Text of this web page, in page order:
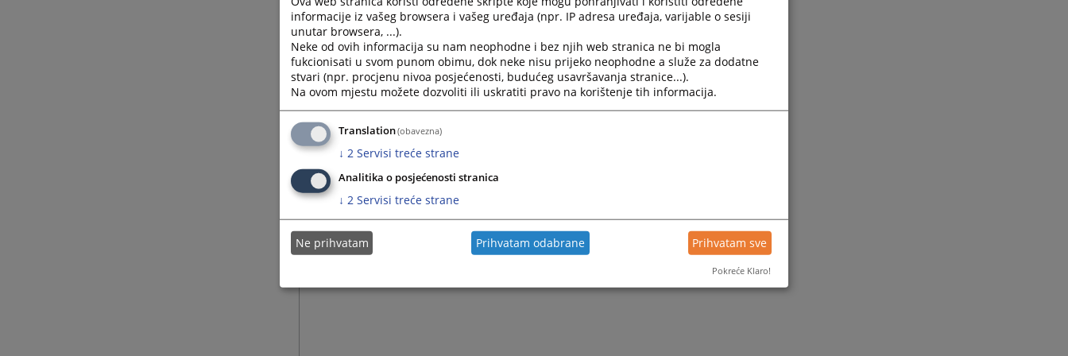
informacije iz vašeg browsera i vašeg uređaja (npr. IP adresa uređaja, varijable o sesiji
unutar browsera, ...).
Neke od ovih informacija su nam neophodne i bez njih web stranica ne bi mogla
fukcionisati u svom punom obimu, dok neke nisu prijeko neophodne a služe za dodatne
stvari (npr. procjenu nivoa posjećenosti, budućeg usavršavanja stranice...).
Na ovom mjestu možete dozvoliti ili uskratiti pravo na korištenje tih informacija.
Translation(obavezna)
↓ 2 Servisi treće strane
Analitika o posjećenosti stranica
↓ 2 Servisi treće strane
Ne prihvatam Prihvatam odabrane Prihvatam sve
Pokreće Klaro!